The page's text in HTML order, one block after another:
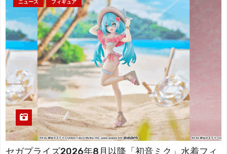
ニュース フィギュア
セガプライズ2026年8月以降「初音ミク」水着フィ